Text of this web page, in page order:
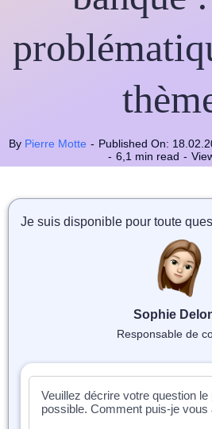
By Pierre Motte - Published On:
- 6,1 min read -
Je suis disponible pour toute
Sophie
Responsable de